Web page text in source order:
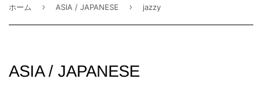
ホーム › ASIA / JAPANESE › jazzy
ASIA / JAPANESE